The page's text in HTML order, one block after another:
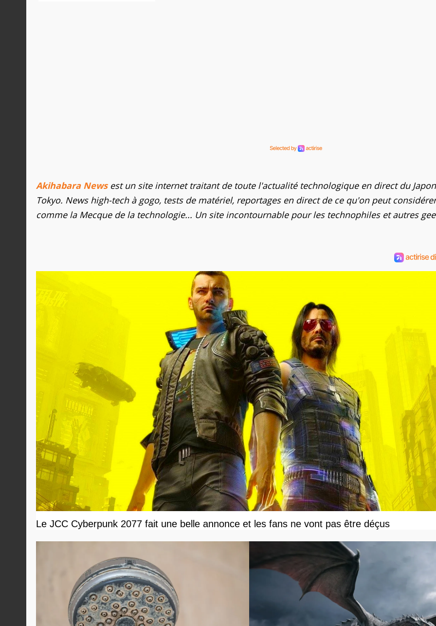
Akihabara Newsest un site internet traitant de toute l'actualité technologique en direct du
Tokyo. News high-tech à gogo, tests de matériel, reportages en direct de ce qu'on peut considérer
comme la Mecque de la technologie... Un site incontournable pour les technophiles et autres
Le JCC Cyberpunk 2077 fait une belle annonce et les fans ne vont pas être déçus